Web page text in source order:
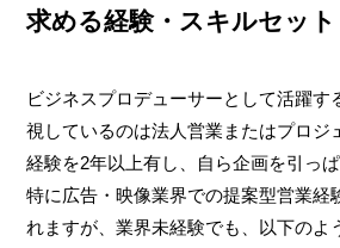
求める経験・スキルセット
ビジネスプロデューサーとして活躍す
視しているのは法人営業またはプロジ
経験を2年以上有し、自ら企画を引っ
特に広告・映像業界での提案型営業経
れますが、業界未経験でも、以下のよ